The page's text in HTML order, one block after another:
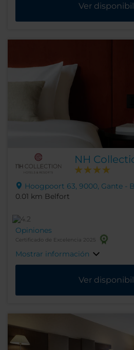
Ver
NH
Hoogpoort 63, 9000, Gante -
0.01 km Belfort
Opiniones
Certificado de Excelencia 2025
Mostrar información
Ver